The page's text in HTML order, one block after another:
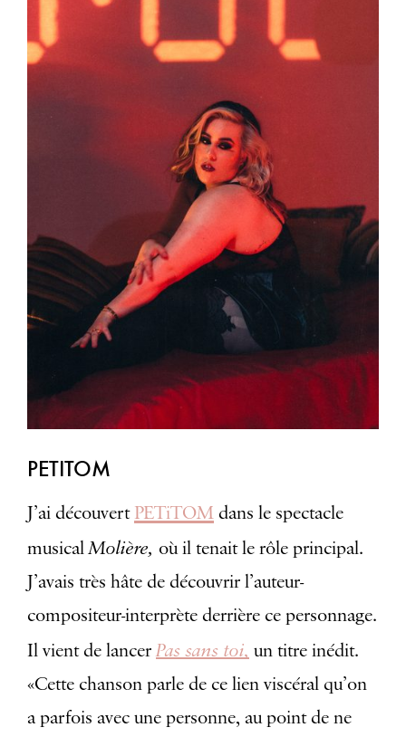
PETITOM
J’ai découvertPETiTOMdans le spectacle
musicalMolière, où il tenait le rôle principal.
J’avais très hâte de découvrir l’auteur-
compositeur-interprète derrière ce personnage.
Il vient de lancer Pas sans toi, un titre inédit.
«Cette chanson parle de ce lien viscéral qu’on
a parfois avec une personne, au point de ne